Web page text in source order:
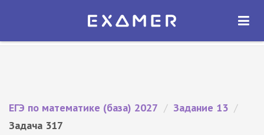
Экзамер — ЕГЭ 2027
ОТКРЫТЬ
ЕГЭ по математике (база) 2027 / Задание 13 /
Задача 317